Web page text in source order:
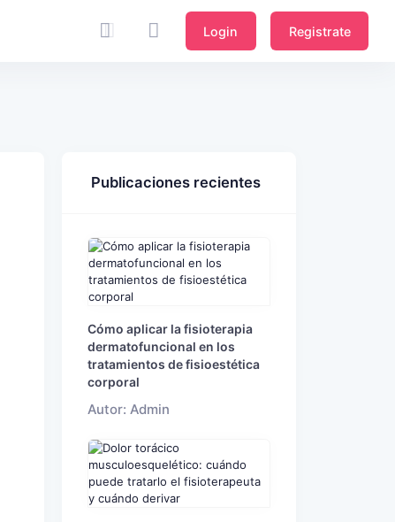
Login Registrate
Publicaciones recientes
Cómo aplicar la fisioterapia
dermatofuncional en los
tratamientos de fisioestética
corporal
Autor: Admin